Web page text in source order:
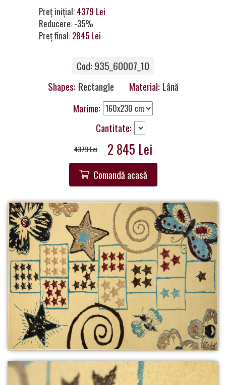
Become
Partner
Preț inițial: 4379 Lei
Reducere: -35%
Preț final: 2845 Lei
Cod: 935_60007_10
Shapes: Rectangle Material: Lână
Marime:
Cantitate:
4379 Lei 2 845 Lei
Comandă acasă